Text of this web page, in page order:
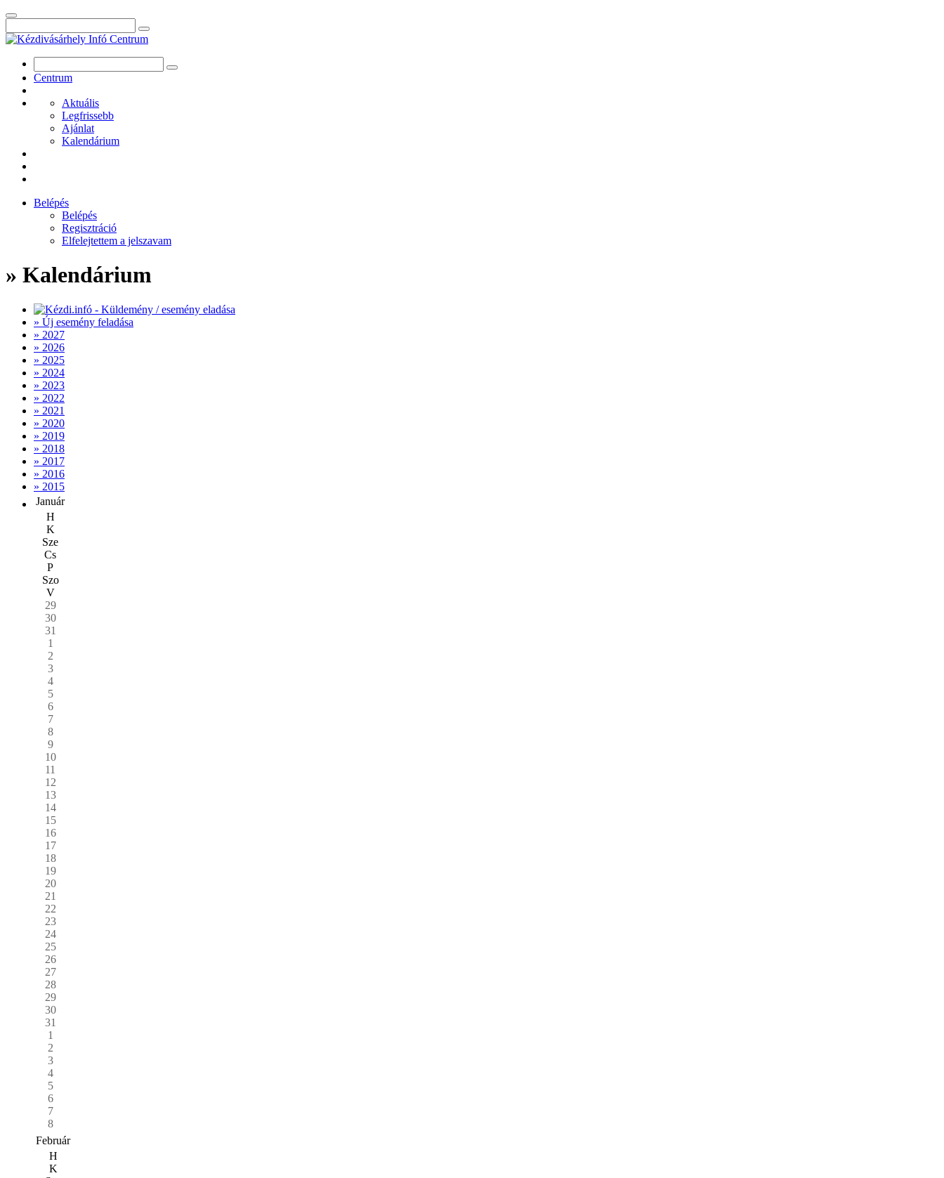
Centrum
Aktuális
Legfrissebb
Ajánlat
Kalendárium
Belépés
Belépés
Regisztráció
Elfelejtettem a jelszavam
» Kalendárium
» Új esemény feladása
» 2027
» 2026
» 2025
» 2024
» 2023
» 2022
» 2021
» 2020
» 2019
» 2018
» 2017
» 2016
» 2015
Január
H
K
Sze
Cs
P
Szo
V
29
30
31
1
2
3
4
5
6
7
8
9
10
11
12
13
14
15
16
17
18
19
20
21
22
23
24
25
26
27
28
29
30
31
1
2
3
4
5
6
7
8
Február
H
K